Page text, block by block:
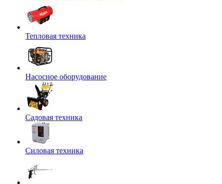
Тепловая техника
Насосное оборудование
Садовая техника
Силовая техника